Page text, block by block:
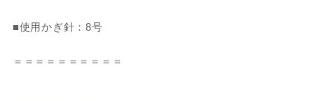
■使用かぎ針：8号
＝＝＝＝＝＝＝＝＝＝